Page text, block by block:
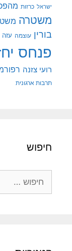
ישראל כרזות
משטרה
בורין עוצמה עזה
פנחס
רועי צזנה
תרבות ארגונית
חיפוש